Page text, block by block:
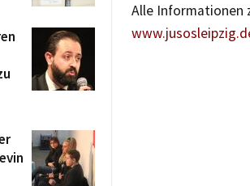
Alle Informationen